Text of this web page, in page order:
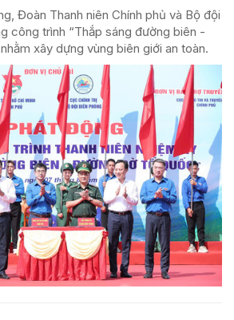
Đoàn Thanh niên Chính phủ và Bộ đội
công trình “Thắp sáng đường biên -
xây dựng vùng biên giới an toàn.